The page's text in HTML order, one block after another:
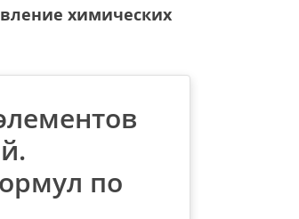
химических
по